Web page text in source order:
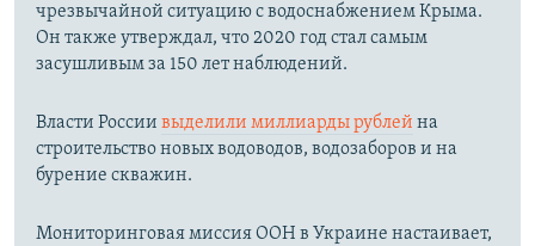
чрезвычайной ситуацию с водоснабжением Крыма.
Он также утверждал, что 2020 год стал самым
засушливым за 150 лет наблюдений.​
Власти России выделили миллиарды рублей на
строительство новых водоводов, водозаборов и на
бурение скважин.
Мониторинговая миссия ООН в Украине настаивает,